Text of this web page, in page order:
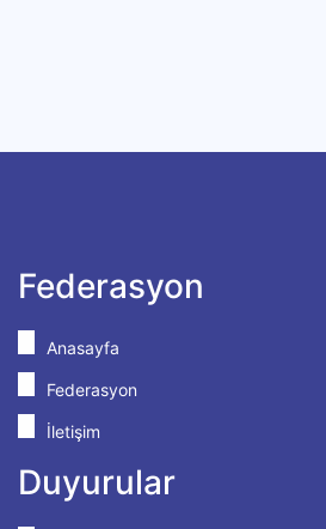
Federasyon
Anasayfa
Federasyon
İletişim
Duyurular